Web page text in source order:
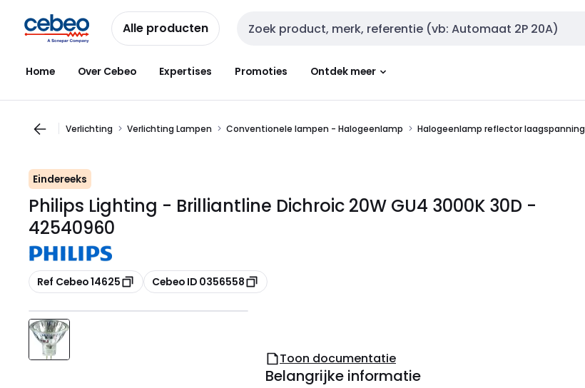
naar
navigatie
naar
inhoud
Alle producten Zoekveld invoer
Home Over Cebeo Expertises Promoties Ontdek meer
Verlichting Verlichting Lampen Conventionele lampen - Halogeenlamp Halogeenlamp reflector laagspanning
Eindereeks
Philips Lighting - Brilliantline Dichroic 20W GU4 3000K 30D -
42540960
Kopiëren
Ref Cebeo 14625 Kopiëren
Cebeo ID 0356558
Toon documentatie
Belangrijke informatie